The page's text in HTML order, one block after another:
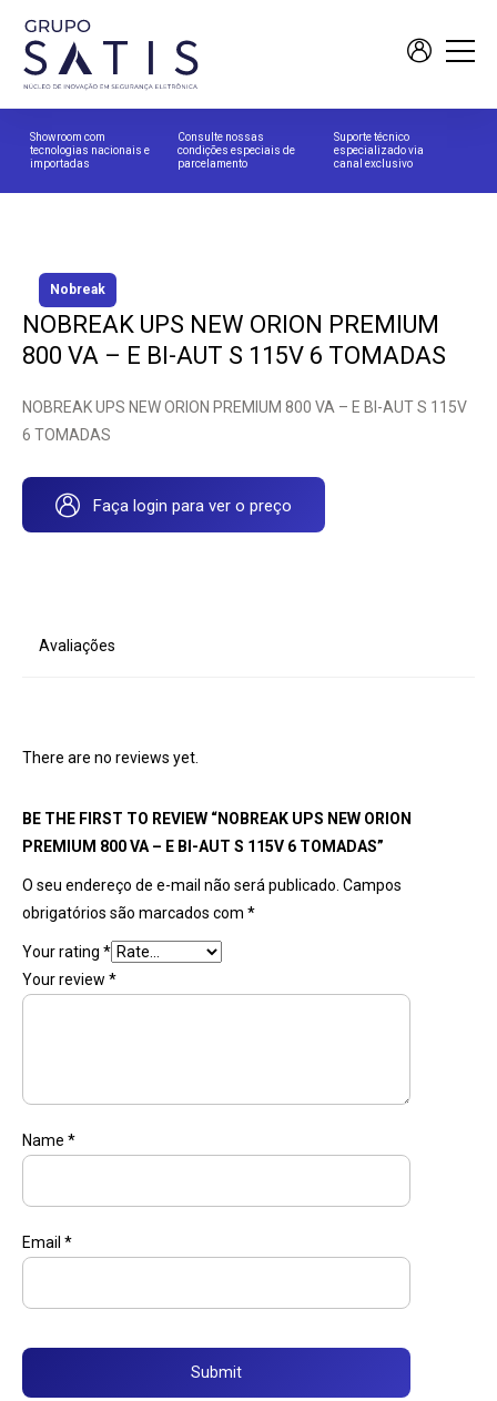
Showroom com
tecnologias nacionais e
importadas
Consulte nossas
condições especiais de
parcelamento
Suporte técnico
especializado via
canal exclusivo
Nobreak
NOBREAK UPS NEW ORION PREMIUM
800 VA – E BI-AUT S 115V 6 TOMADAS
NOBREAK UPS NEW ORION PREMIUM 800 VA – E BI-AUT S 115V
6 TOMADAS
Faça login para ver o preço
Avaliações
There are no reviews yet.
BE THE FIRST TO REVIEW “NOBREAK UPS NEW ORION
PREMIUM 800 VA – E BI-AUT S 115V 6 TOMADAS”
O seu endereço de e-mail não será publicado. Campos
obrigatórios são marcados com *
Your rating *
Your review *
Name *
Email *